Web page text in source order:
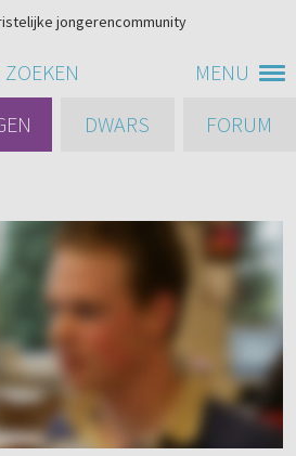
MENU
jongerencommunity
ZOEKEN
DWARS FORUM